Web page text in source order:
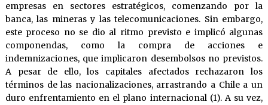
empresas en sectores estratégicos, comenzando por la
banca, las mineras y las telecomunicaciones. Sin embargo,
este proceso no se dio al ritmo previsto e implicó algunas
componendas, como la compra de acciones e
indemnizaciones, que implicaron desembolsos no previstos.
A pesar de ello, los capitales afectados rechazaron los
términos de las nacionalizaciones, arrastrando a Chile a un
duro enfrentamiento en el plano internacional (1). A su vez,